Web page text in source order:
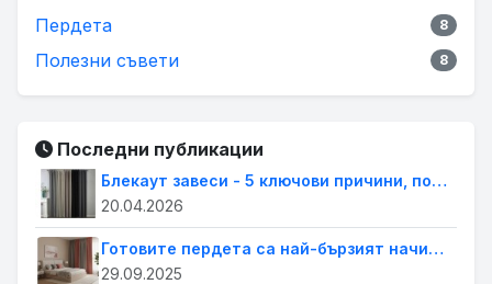
Пердета
8
Полезни съвети 8
Последни публикации
Блекаут завеси - 5 ключови причини, поради които всеки дом се нуждае от тях.
20.04.2026
Готовите пердета са най-бързият начин да освежиш дома си. Лесна промяна с голям ефект
29.09.2025